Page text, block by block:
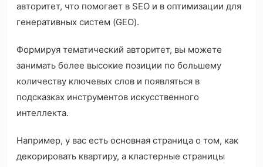
авторитет, что помогает в SEO и в оптимизации для
генеративных систем (GEO).
Формируя тематический авторитет, вы можете
занимать более высокие позиции по большему
количеству ключевых слов и появляться в
подсказках инструментов искусственного
интеллекта.
Например, у вас есть основная страница о том, как
декорировать квартиру, а кластерные страницы